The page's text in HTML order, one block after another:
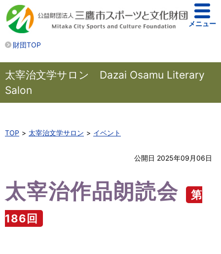
財団TOP
メニュー
太宰治文学サロン Dazai Osamu Literary
Salon
TOP 太宰治文学サロン イベント
公開日 2025年09月06日
太宰治作品朗読会
第
186回